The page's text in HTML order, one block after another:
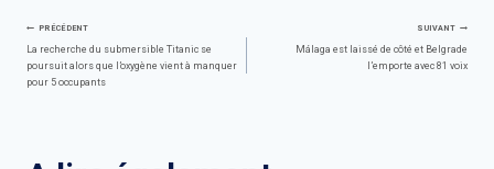
Navigation
de
PRÉCÉDENT
La recherche du submersible Titanic se
poursuit alors que l’oxygène vient à manquer
pour 5 occupants
SUIVANT
Málaga est laissé de côté et Belgrade
l’emporte avec 81 voix